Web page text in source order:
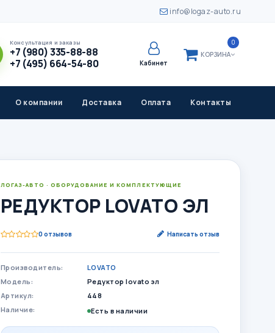
info@logaz-auto.ru
Консультация и заказы
+7 (980) 335-88-88
+7 (495) 664-54-80
Кабинет
КОРЗИНА
0
О компании Доставка Оплата Контакты
ЛОГАЗ-АВТО · ОБОРУДОВАНИЕ И КОМПЛЕКТУЮЩИЕ
РЕДУКТОР LOVATO ЭЛ
0 отзывов Написать отзыв
Производитель:
LOVATO
Модель:
Редуктор lovato эл
Артикул:
448
Наличие:
Есть в наличии